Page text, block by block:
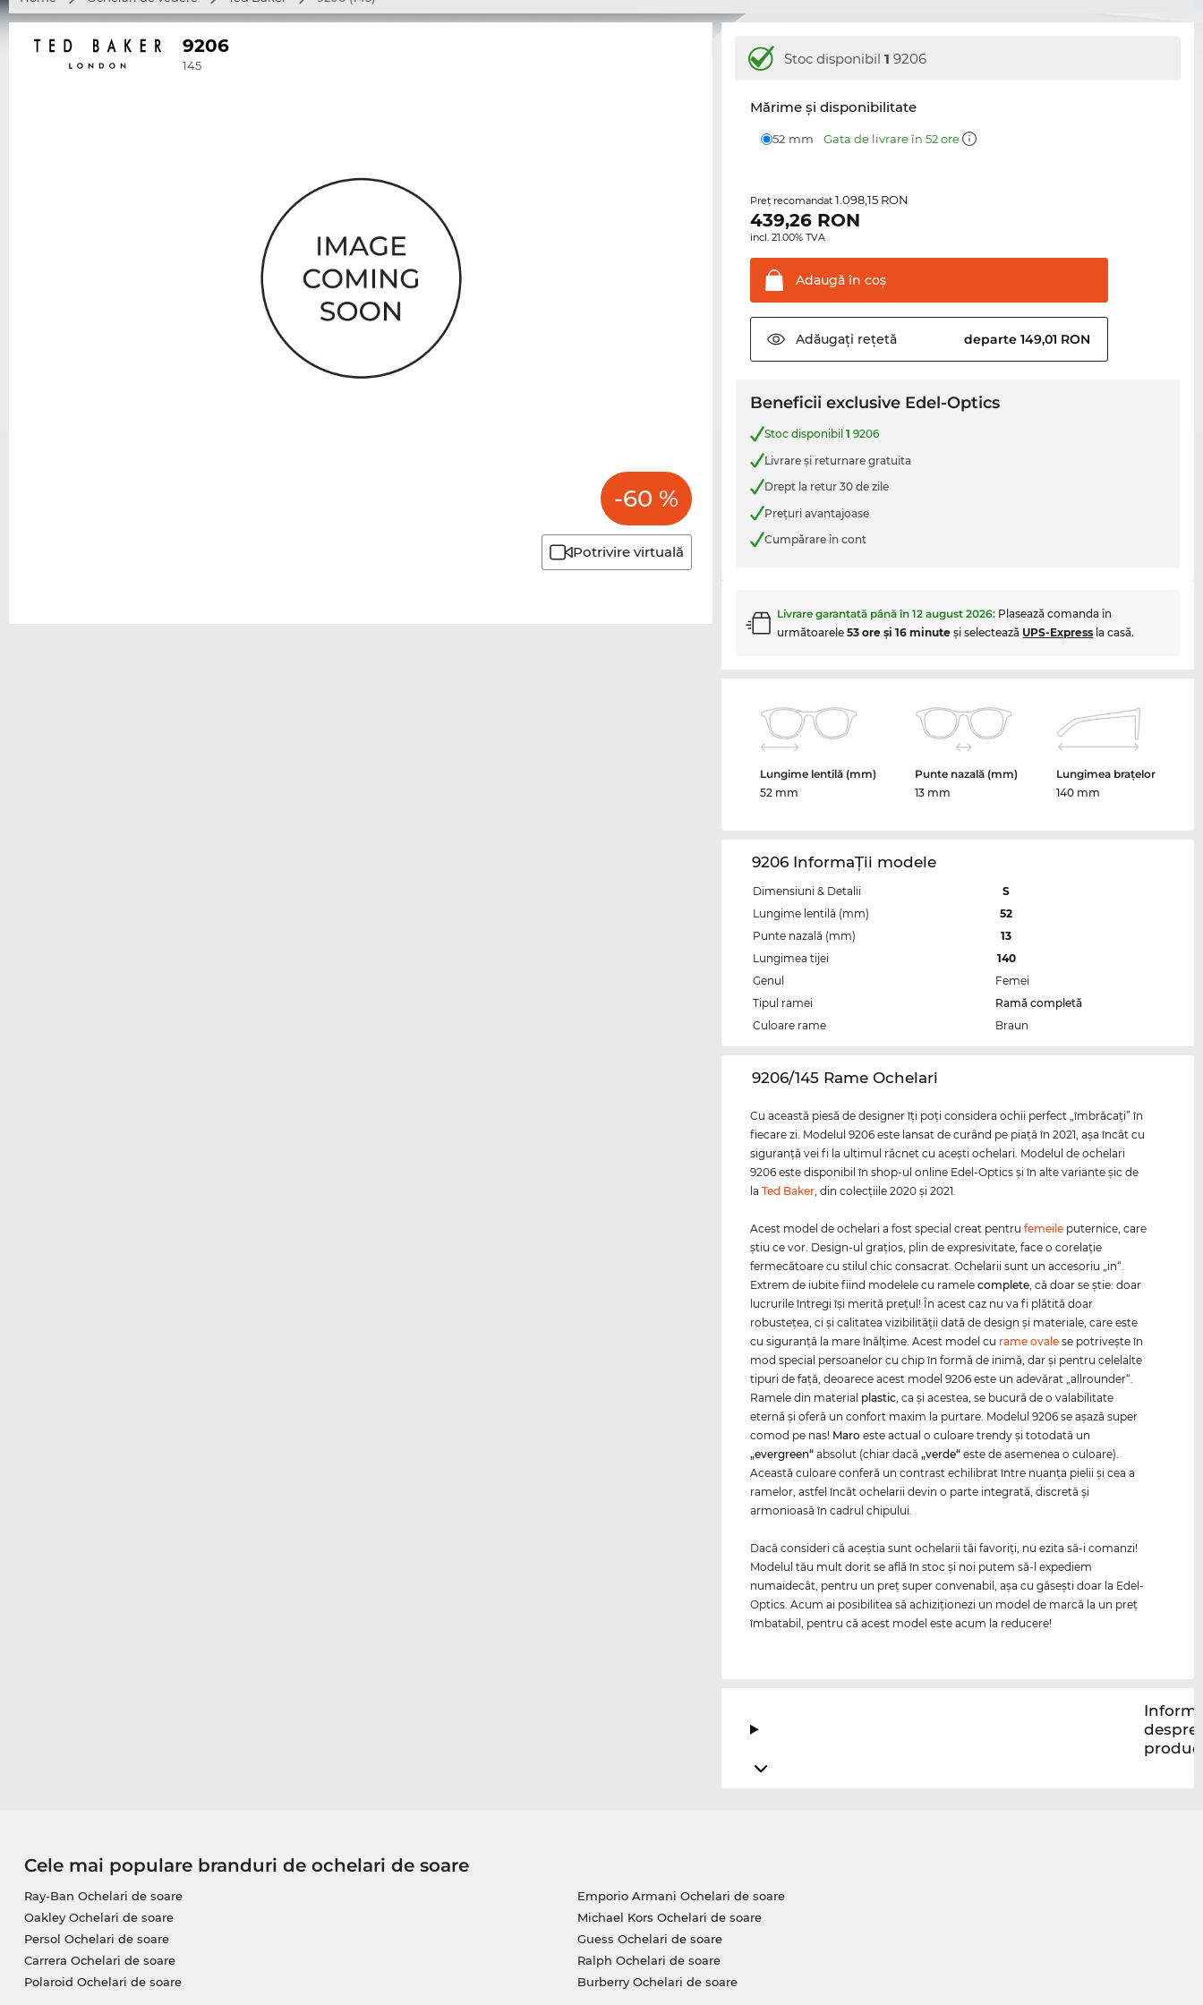
9206
145
-60 %
Potrivire virtuală
Stoc disponibil1 9206
Mărime şi disponibilitate
52 mm Gata de livrare în 52 ore
Preţ recomandat1.098,15 RON
439,26 RON
incl. 21.00% TVA
Adaugă în coş
Adăugați rețetă departe 149,01 RON
Beneficii exclusive Edel-Optics
Stoc disponibil1 9206
Livrare şi returnare gratuita
Drept la retur 30 de zile
Preţuri avantajoase
Cumpărare în cont
Livrare garantată până în12 august 2026: Plasează comanda în
următoarele53 ore şi 16 minute şi selectează UPS-Express la casă.
Lungime lentilă (mm)
52 mm
Punte nazală (mm)
13 mm
Lungimea brațelor
140 mm
9206 InformaŢii modele
Dimensiuni & Detalii
S
Lungime lentilă (mm)
52
Punte nazală (mm)
13
Lungimea tijei
140
Genul
Femei
Tipul ramei
Ramă completă
Culoare rame
Braun
‌9206/145 Rame Ochelari
Cu această piesă de designer îţi poţi considera ochii perfect „îmbrăcaţi” în
fiecare zi. Modelul 9206 este lansat de curând pe piaţă în 2021, aşa încât cu
siguranţă vei fi la ultimul răcnet cu aceşti ochelari. Modelul de ochelari
9206 este disponibil în shop-ul online Edel-Optics şi în alte variante şic de
laTed Baker , din colecţiile 2020 şi 2021.
Acest model de ochelari a fost special creat pentrufemeile puternice, care
ştiu ce vor. Design-ul graţios, plin de expresivitate, face o corelaţie
fermecătoare cu stilul chic consacrat. Ochelarii sunt un accesoriu „in“.
Extrem de iubite fiind modelele cu ramelecomplete , că doar se ştie: doar
lucrurile întregi îşi merită preţul! În acest caz nu va fi plătită doar
robusteţea, ci şi calitatea vizibilităţii dată de design şi materiale, care este
cu siguranţă la mare înălţime. Acest model cu rame ovale se potriveşte în
mod special persoanelor cu chip în formă de inimă, dar şi pentru celelalte
tipuri de faţă, deoarece acest model 9206 este un adevărat „allrounder“.
Ramele din material plastic , ca şi acestea, se bucură de o valabilitate
eternă şi oferă un confort maxim la purtare. Modelul 9206 se aşază super
comod pe nas! Maro este actual o culoare trendy şi totodată un
„evergreen“ absolut (chiar dacă„verde“ este de asemenea o culoare).
Această culoare conferă un contrast echilibrat între nuanţa pielii şi cea a
ramelor, astfel încât ochelarii devin o parte integrată, discretă şi
armonioasă în cadrul chipului.
Dacă consideri că aceştia sunt ochelarii tăi favoriţi, nu ezita să-i comanzi!
Modelul tău mult dorit se află în stoc şi noi putem să-l expediem
numaidecât, pentru un preţ super convenabil, aşa cu găseşti doar la Edel-
Optics. Acum ai posibilitea să achiziţionezi un model de marcă la un preţ
îmbatabil, pentru că acest model este acum la reducere!
despre
Cele mai populare branduri de ochelari de soare
Ray-Ban Ochelari de soare
Oakley Ochelari de soare
Persol Ochelari de soare
Carrera Ochelari de soare
Polaroid Ochelari de soare
Emporio Armani Ochelari de soare
Michael Kors Ochelari de soare
Guess Ochelari de soare
Ralph Ochelari de soare
Burberry Ochelari de soare